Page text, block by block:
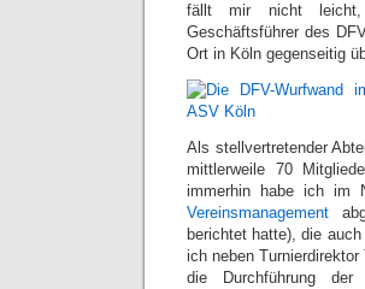
fällt mir nicht leicht,
Geschäftsführer des
Ort in Köln gegenseitig
Als stellvertretender
mittlerweile 70
immerhin habe ich im
Vereinsmanagement
berichtet hatte), die
ich neben
die Durchführung der